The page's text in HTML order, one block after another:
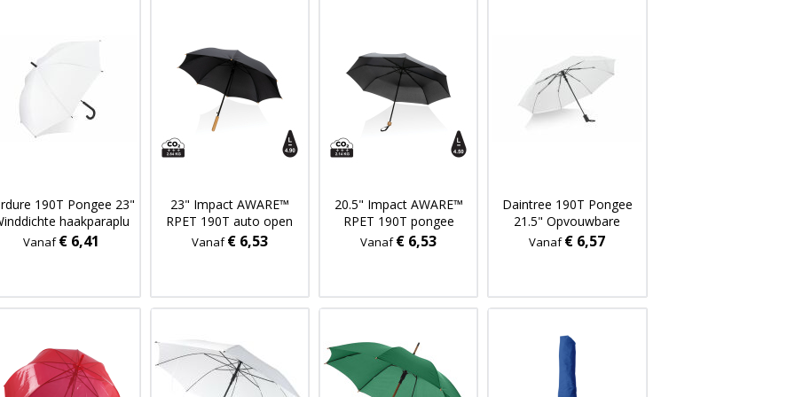
190T Pongee 23"
haakparaplu
Auto open
Vanaf€ 6,41
23" Impact AWARE™
RPET 190T auto open
bamboe paraplu
Vanaf€ 6,53
20.5" Impact AWARE™
RPET 190T pongee
bamboe miniparaplu
Vanaf€ 6,53
Daintree 190T Pongee
21.5" Opvouwbare
winddichte paraplu Auto
Vanaf€ 6,57